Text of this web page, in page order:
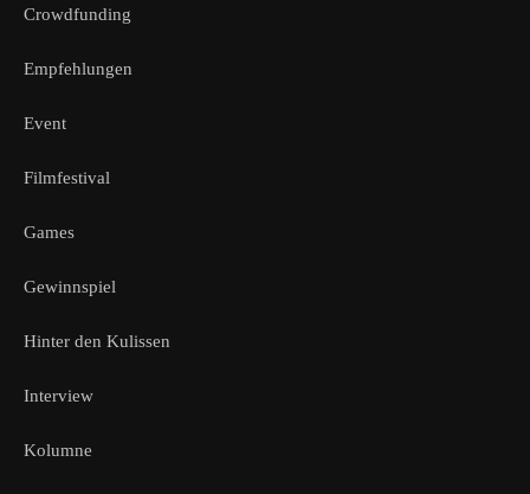
Crowdfunding
Empfehlungen
Event
Filmfestival
Games
Gewinnspiel
Hinter den Kulissen
Interview
Kolumne